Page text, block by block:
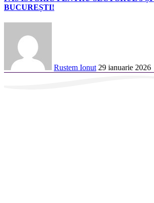
BUCUREȘTI!
Rustem Ionut 29 ianuarie 2026